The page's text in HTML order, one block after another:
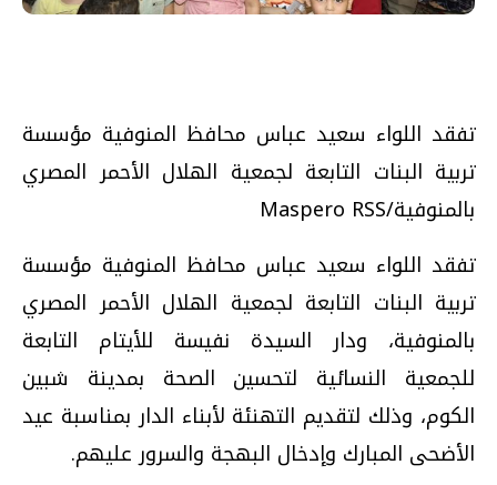
تفقد اللواء سعيد عباس محافظ المنوفية مؤسسة
تربية البنات التابعة لجمعية الهلال الأحمر المصري
بالمنوفية/Maspero RSS
تفقد اللواء سعيد عباس محافظ المنوفية مؤسسة
تربية البنات التابعة لجمعية الهلال الأحمر المصري
بالمنوفية، ودار السيدة نفيسة للأيتام التابعة
للجمعية النسائية لتحسين الصحة بمدينة شبين
الكوم، وذلك لتقديم التهنئة لأبناء الدار بمناسبة عيد
الأضحى المبارك وإدخال البهجة والسرور عليهم.